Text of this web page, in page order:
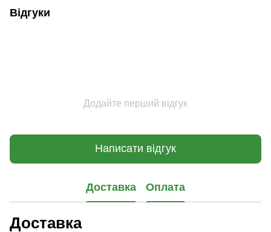
Відгуки
Додайте перший відгук
Написати відгук
Доставка Оплата
Доставка